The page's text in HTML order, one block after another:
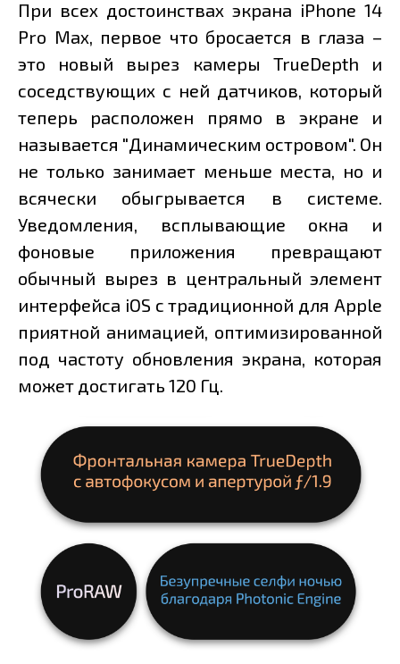
При всех достоинствах экрана iPhone 14
Pro Max, первое что бросается в глаза –
это новый вырез камеры TrueDepth и
соседствующих с ней датчиков, который
теперь расположен прямо в экране и
называется "Динамическим островом". Он
не только занимает меньше места, но и
всячески обыгрывается в системе.
Уведомления, всплывающие окна и
фоновые приложения превращают
обычный вырез в центральный элемент
интерфейса iOS с традиционной для Apple
приятной анимацией, оптимизированной
под частоту обновления экрана, которая
может достигать 120 Гц.